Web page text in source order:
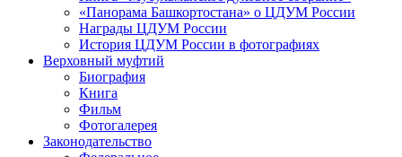
«Панорама Башкортостана» о ЦДУМ России
Награды ЦДУМ России
История ЦДУМ России в фотографиях
Верховный муфтий
Биография
Книга
Фильм
Фотогалерея
Законодательство